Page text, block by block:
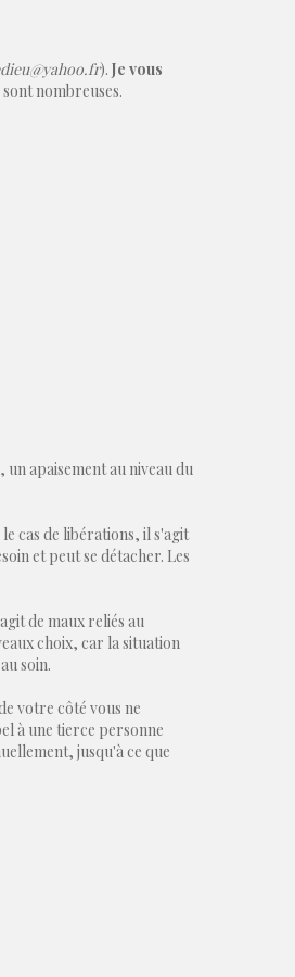
). Je vous
nombreuses.
apaisement au niveau du
cas de libérations, il s'agit
et peut se détacher. Les
de maux reliés au
choix, car la situation
soin.
votre côté vous ne
à une tierce personne
jusqu'à ce que